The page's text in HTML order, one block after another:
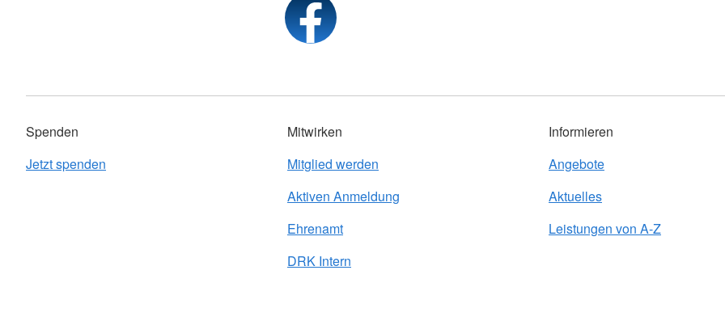
Spenden
Jetzt spenden
Mitwirken
Mitglied werden
Aktiven Anmeldung
Ehrenamt
DRK Intern
Informieren
Angebote
Aktuelles
Leistungen von A-Z